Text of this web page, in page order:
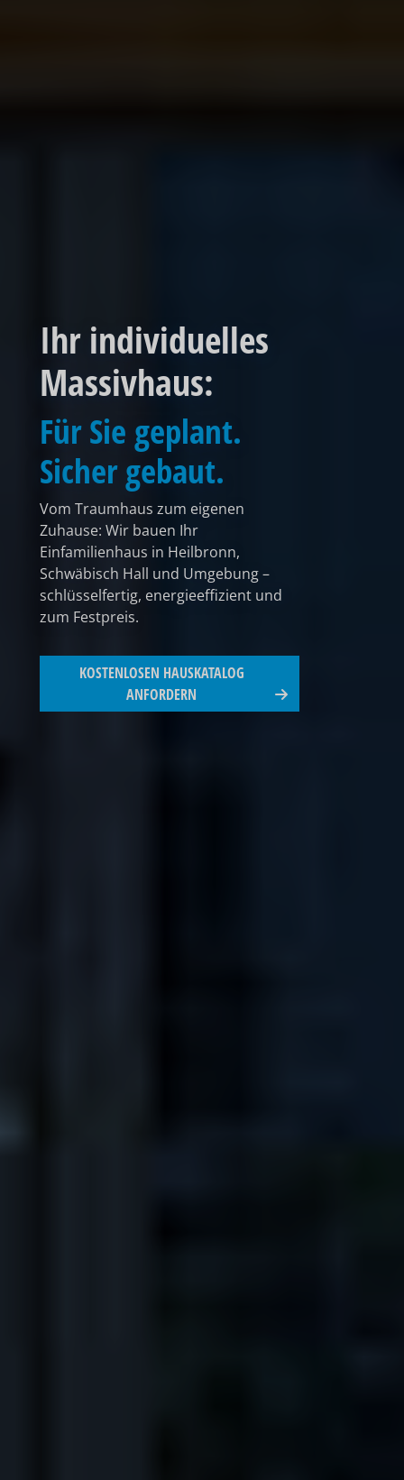
Ihr individuelles
Massivhaus:
Für Sie geplant.
Sicher gebaut.
Vom Traumhaus zum eigenen
Zuhause: Wir bauen Ihr
Einfamilienhaus in Heilbronn,
Schwäbisch Hall und Umgebung –
schlüsselfertig, energieeffizient und
zum Festpreis.
KOSTENLOSEN HAUSKATALOG
ANFORDERN